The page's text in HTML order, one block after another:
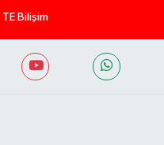
TE Bilişim